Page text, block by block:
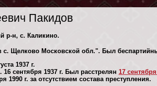
Пакидов
р-н, с. Каликино.
с. Щелково Московской обл.". Был
1937 г.
сентября 1937 г. Был расстрелян 17 сентября
г. за отсутствием состава преступления.